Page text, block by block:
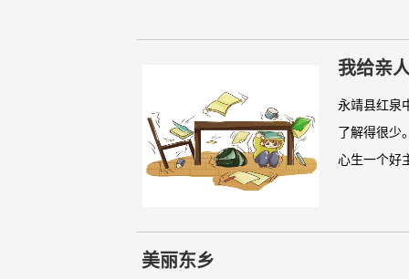
我给亲
永靖县红泉
了解得很少
心生一个
美丽东乡